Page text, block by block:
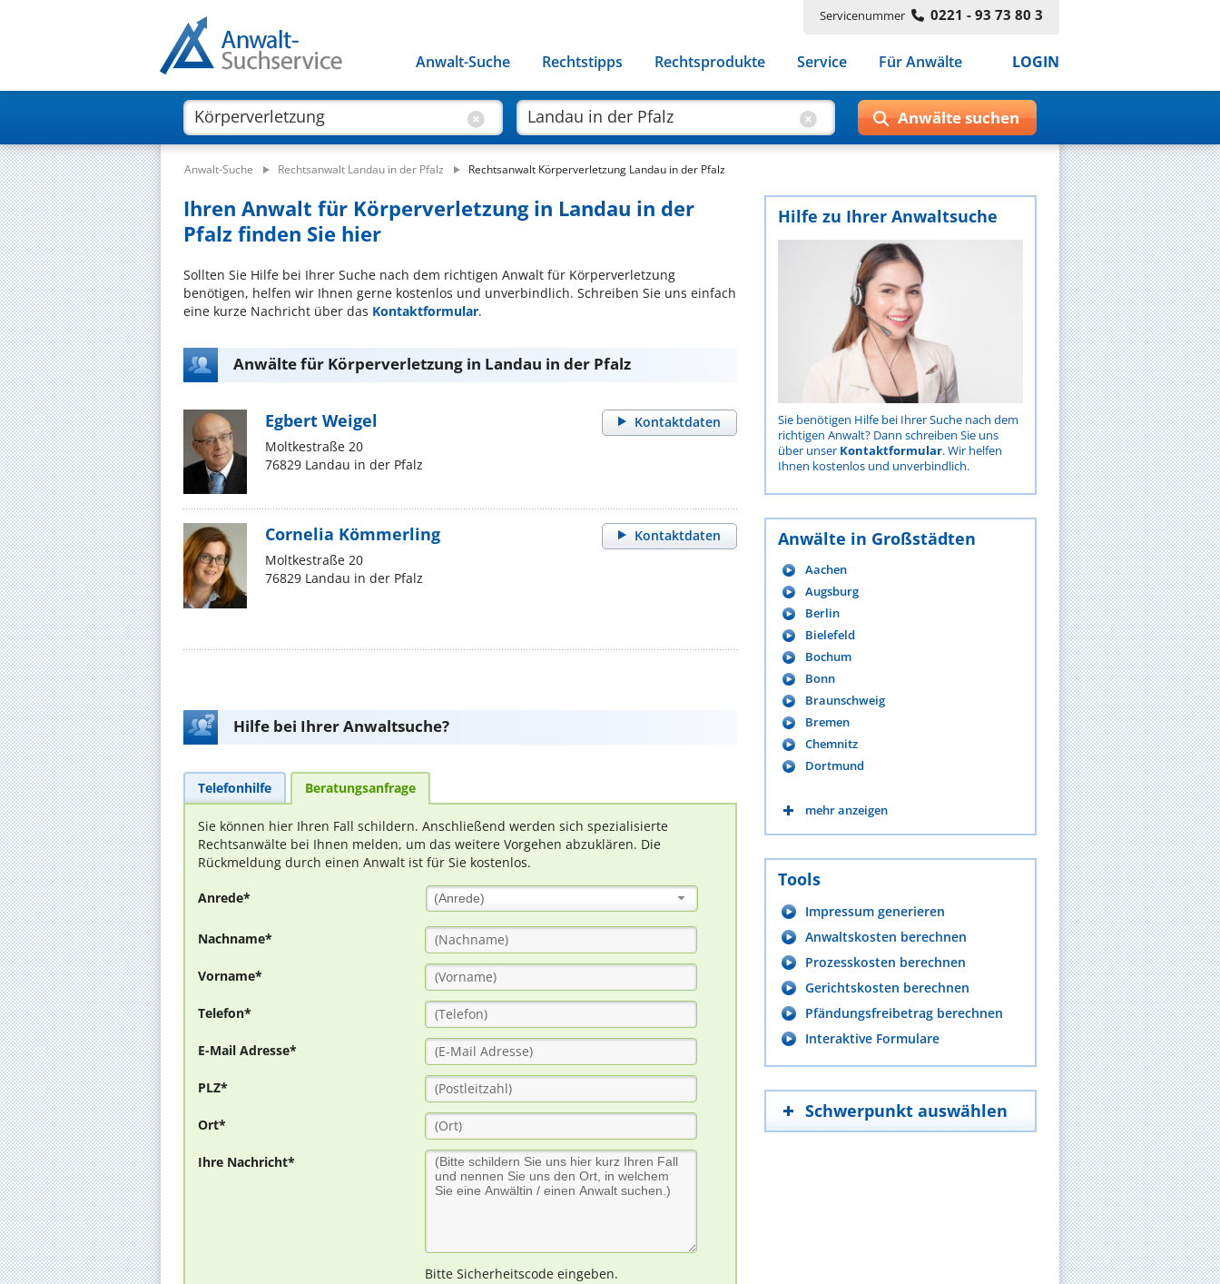
Servicenummer 0221 - 93 73 80 3
Anwalt-Suche Rechtstipps Rechtsprodukte Service Für Anwälte LOGIN
Anwalt-Suche Rechtsanwalt Landau in der Pfalz Rechtsanwalt Körperverletzung Landau in der Pfalz
Ihren Anwalt für Körperverletzung in Landau in der
Pfalz finden Sie hier
Sollten Sie Hilfe bei Ihrer Suche nach dem richtigen Anwalt für Körperverletzung
benötigen, helfen wir Ihnen gerne kostenlos und unverbindlich. Schreiben Sie uns einfach
eine kurze Nachricht über das Kontaktformular.
Anwälte für Körperverletzung in Landau in der Pfalz
Kontaktdaten
Egbert Weigel
Moltkestraße 20
76829 Landau in der Pfalz
Kontaktdaten
Cornelia Kömmerling
Moltkestraße 20
76829 Landau in der Pfalz
Hilfe bei Ihrer Anwaltsuche?
Telefonhilfe Beratungsanfrage
Sie können hier Ihren Fall schildern. Anschließend werden sich spezialisierte
Rechtsanwälte bei Ihnen melden, um das weitere Vorgehen abzuklären. Die
Rückmeldung durch einen Anwalt ist für Sie kostenlos.
Anrede* (Anrede)
Nachname*
Vorname*
Telefon*
E-Mail Adresse*
PLZ*
Ort*
Ihre Nachricht*
Bitte Sicherheitscode eingeben.
Hilfe zu Ihrer Anwaltsuche
Sie benötigen Hilfe bei Ihrer Suche nach dem
richtigen Anwalt? Dann schreiben Sie uns
über unser Kontaktformular. Wir helfen
Ihnen kostenlos und unverbindlich.
Anwälte in Großstädten
Aachen
Augsburg
Berlin
Bielefeld
Bochum
Bonn
Braunschweig
Bremen
Chemnitz
Dortmund
mehr anzeigen
Tools
Impressum generieren
Anwaltskosten berechnen
Prozesskosten berechnen
Gerichtskosten berechnen
Pfändungsfreibetrag berechnen
Interaktive Formulare
Schwerpunkt auswählen